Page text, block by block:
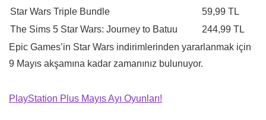
Star Wars Triple Bundle
59,99 TL
The Sims 5 Star Wars: Journey to Batuu
244,99 TL
Epic Games’in Star Wars indirimlerinden yararlanmak için
9 Mayıs akşamına kadar zamanınız bulunuyor.
PlayStation Plus Mayıs Ayı Oyunları!